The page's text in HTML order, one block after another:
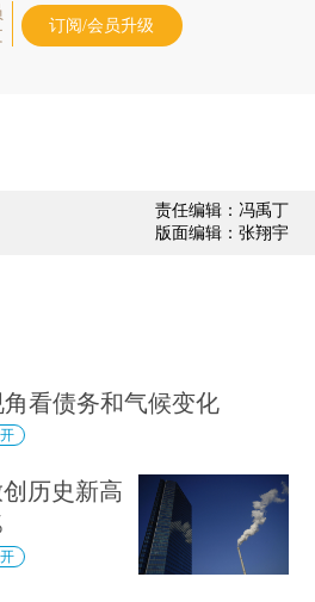
订阅/会员升级
责任编辑：冯禹丁
版面编辑：张翔宇
看债务和气候变化
历史新高